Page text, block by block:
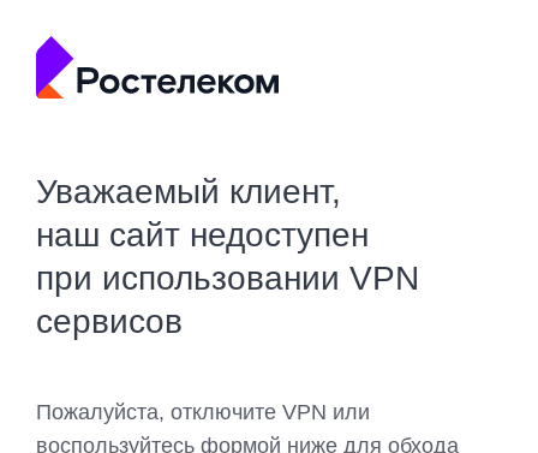
Уважаемый клиент,
наш сайт недоступен
при использовании VPN
сервисов
Пожалуйста, отключите VPN или
воспользуйтесь формой ниже для обхода